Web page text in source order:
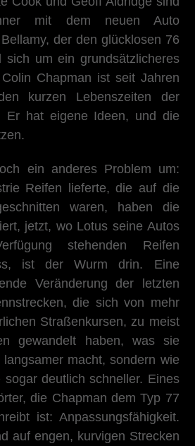
mit dem neuen Auto
der den glücklosen 76
sich um ein grundsätzlicheres
Chapman ist seit Jahren
kurzen Lebenszeiten der
Er hat eigene Ideen, und die
ein anderes Problem um:
Reifen lieferte, die auf die
waren, haben die
jetzt, wo Lotus seine Autos
stehenden Reifen
ist der Wurm drin. Eine
Veränderung der letzten
die sich von mehr
Straßenkursen, zu meist
gewandelt haben, was sie
macht, sondern wie
deutlich schneller. Eines
die Chapman dem Typ 77
ist: Anpassungsfähigkeit.
auf engen, kurvigen Strecken